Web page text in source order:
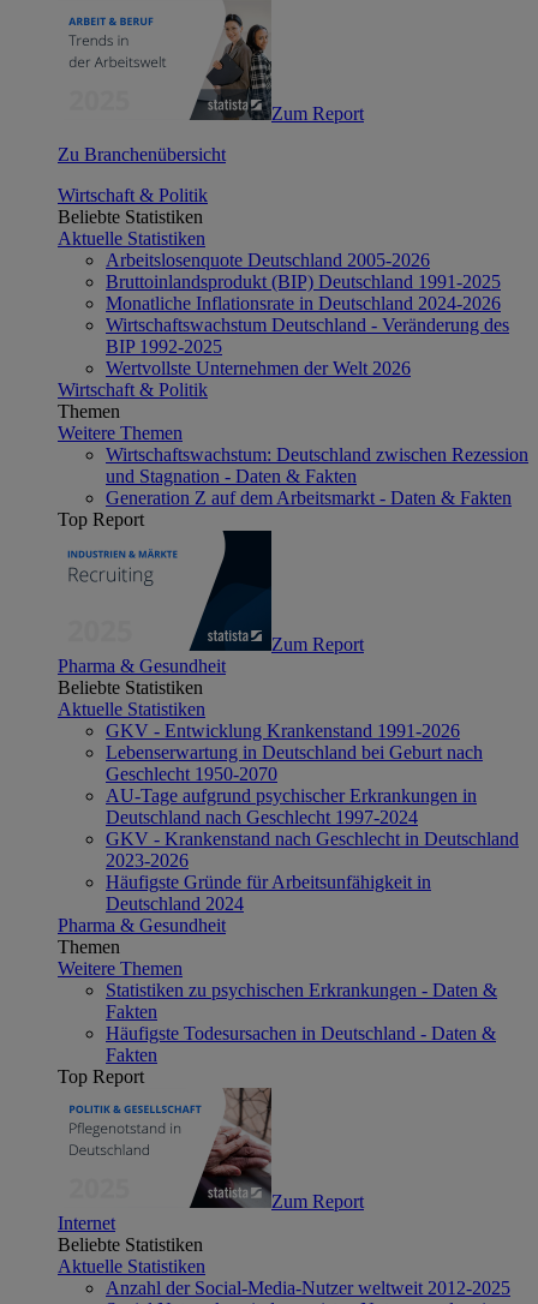
Zum Report
Zu Branchenübersicht
Wirtschaft & Politik
Beliebte Statistiken
Aktuelle Statistiken
Arbeitslosenquote Deutschland 2005-2026
Bruttoinlandsprodukt (BIP) Deutschland 1991-2025
Monatliche Inflationsrate in Deutschland 2024-2026
Wirtschaftswachstum Deutschland - Veränderung des
BIP 1992-2025
Wertvollste Unternehmen der Welt 2026
Wirtschaft & Politik
Themen
Weitere Themen
Wirtschaftswachstum: Deutschland zwischen Rezession
und Stagnation - Daten & Fakten
Generation Z auf dem Arbeitsmarkt - Daten & Fakten
Top Report
Zum Report
Pharma & Gesundheit
Beliebte Statistiken
Aktuelle Statistiken
GKV - Entwicklung Krankenstand 1991-2026
Lebenserwartung in Deutschland bei Geburt nach
Geschlecht 1950-2070
AU-Tage aufgrund psychischer Erkrankungen in
Deutschland nach Geschlecht 1997-2024
GKV - Krankenstand nach Geschlecht in Deutschland
2023-2026
Häufigste Gründe für Arbeitsunfähigkeit in
Deutschland 2024
Pharma & Gesundheit
Themen
Weitere Themen
Statistiken zu psychischen Erkrankungen - Daten &
Fakten
Häufigste Todesursachen in Deutschland - Daten &
Fakten
Top Report
Zum Report
Internet
Beliebte Statistiken
Aktuelle Statistiken
Anzahl der Social-Media-Nutzer weltweit 2012-2025